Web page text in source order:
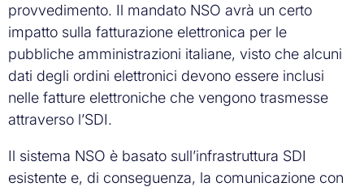
provvedimento. Il mandato NSO avrà un certo
impatto sulla fatturazione elettronica per le
pubbliche amministrazioni italiane, visto che alcuni
dati degli ordini elettronici devono essere inclusi
nelle fatture elettroniche che vengono trasmesse
attraverso l’SDI.
Il sistema NSO è basato sull’infrastruttura SDI
esistente e, di conseguenza, la comunicazione con